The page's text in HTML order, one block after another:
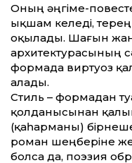
Оның әңгіме-
ықшам келеді,
оқылады. Шағын
архитектурасының
формада виртуоз
алады.
Стиль – формадан
қолданысынан
(қаһарманы) бірнеше
роман шеңберіне
болса да, поэзия